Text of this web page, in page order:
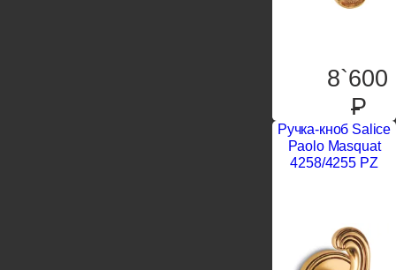
8`600
P
Ручка-кноб Salice
Paolo Masquat
4258/4255 PZ